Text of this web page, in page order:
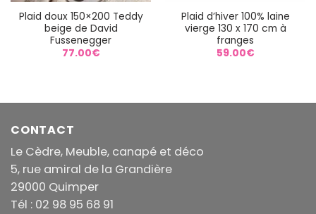
Plaid doux 150×200 Teddy
beige de David
Fussenegger
77.00€
Plaid d’hiver 100% laine
vierge 130 x 170 cm à
franges
59.00€
CONTACT
Le Cèdre, Meuble, canapé et déco
5, rue amiral de la Grandière
29000 Quimper
Tél : 02 98 95 68 91